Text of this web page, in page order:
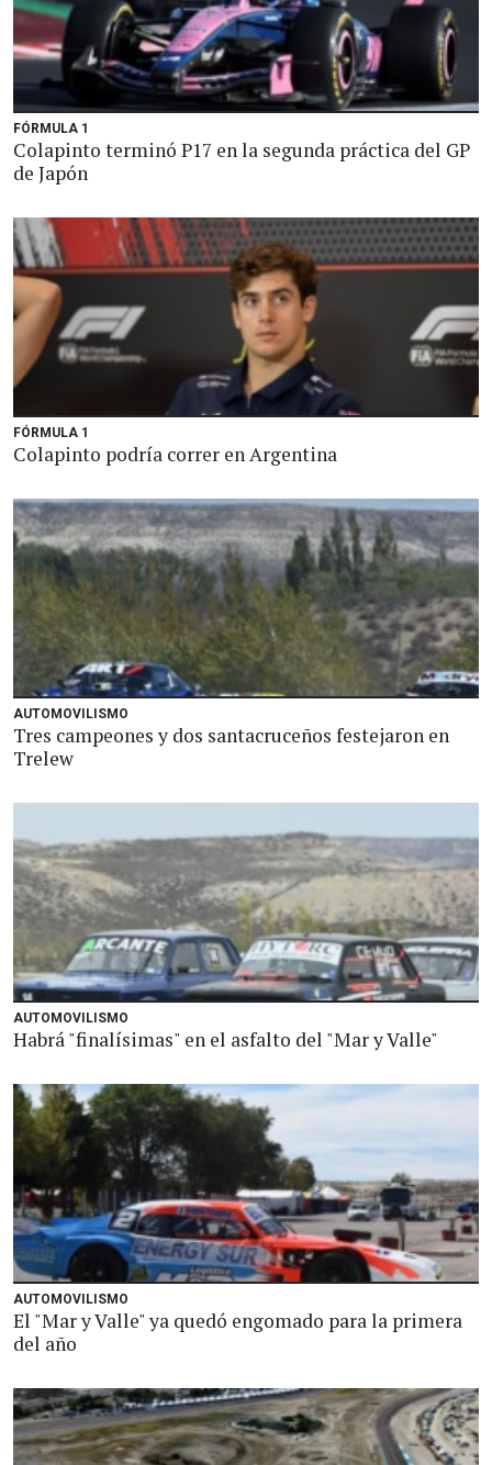
FÓRMULA 1
Colapinto terminó P17 en la segunda práctica del GP
de Japón
FÓRMULA 1
Colapinto podría correr en Argentina
AUTOMOVILISMO
Tres campeones y dos santacruceños festejaron en
Trelew
AUTOMOVILISMO
Habrá "finalísimas" en el asfalto del "Mar y Valle"
AUTOMOVILISMO
El "Mar y Valle" ya quedó engomado para la primera
del año